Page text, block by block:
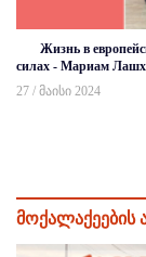
Жизнь в
силах - Мариам
27 / მაისი 2024
მოქალაქეების